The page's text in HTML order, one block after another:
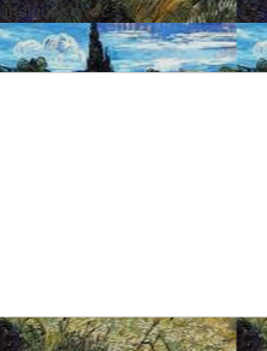
indiqués avec*